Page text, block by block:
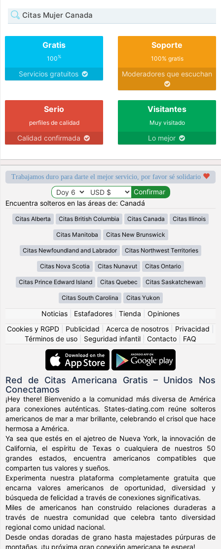
Citas Mujer Canada
Gratis
100%
Servicios gratuitos
Soporte
100% gratis
Moderadores que escuchan
Serio
perfiles de calidad
Calidad confirmada
Visitantes
Muy visitado
Lo mejor
Trabajamos duro para darte el mejor servicio, por favor sé solidario
Encuentra solteros en las áreas de: Canadá
Citas Alberta Citas British Columbia Citas Canada Citas Illinois
Citas Manitoba Citas New Brunswick
Citas Newfoundland and Labrador Citas Northwest Territories
Citas Nova Scotia Citas Nunavut Citas Ontario
Citas Prince Edward Island Citas Quebec Citas Saskatchewan
Citas South Carolina Citas Yukon
Noticias Estafadores Tienda
Opiniones
Cookies y RGPD
Publicidad Acerca de nosotros Privacidad
Términos de uso
Seguridad infantil Contacto FAQ
Red de Citas Americana Gratis – Unidos Nos
Conectamos
¡Hey there! Bienvenido a la comunidad más diversa de América
para conexiones auténticas. States-dating.com reúne solteros
americanos de mar a mar brillante, celebrando el crisol que hace
hermosa a América.
Ya sea que estés en el ajetreo de Nueva York, la innovación de
California, el espíritu de Texas o cualquiera de nuestros 50
grandes estados, encuentra americanos compatibles que
comparten tus valores y sueños.
Experimenta nuestra plataforma completamente gratuita que
encarna valores americanos de oportunidad, diversidad y
búsqueda de felicidad a través de conexiones significativas.
Miles de americanos han construido relaciones duraderas a
través de nuestra comunidad que celebra tanto diversidad
regional como unidad nacional.
Desde ondas doradas de grano hasta majestades púrpuras de
montañas, ¡tu próxima gran conexión americana te espera!